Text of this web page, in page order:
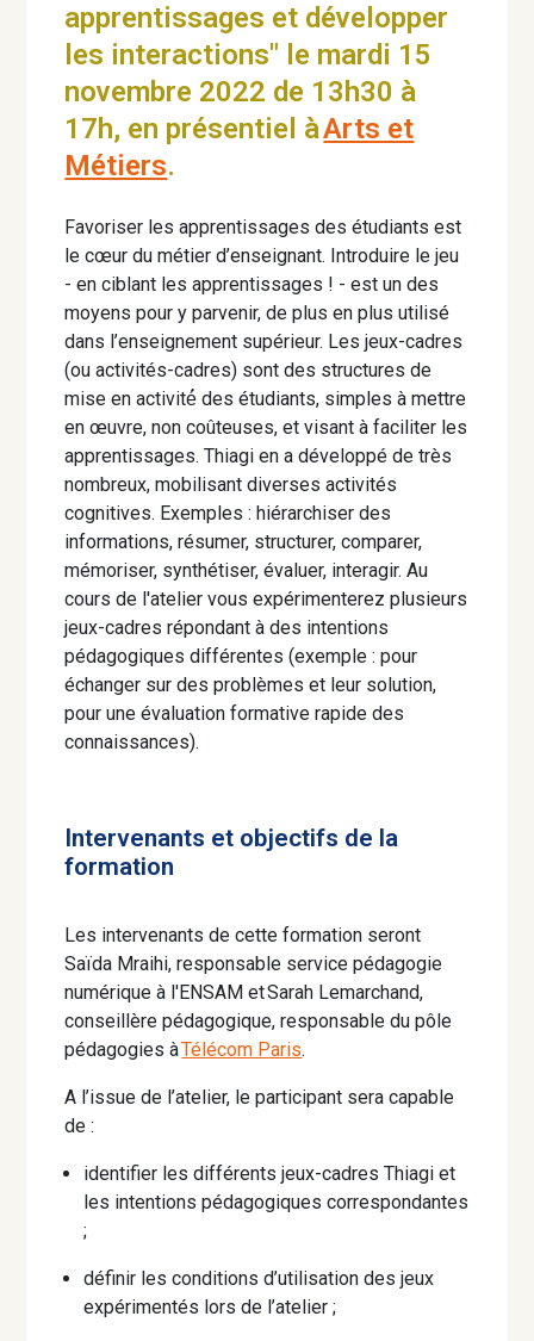
apprentissages et développer
les interactions" le mardi 15
novembre 2022 de 13h30 à
17h, en présentiel àArts et
Métiers.
Favoriser les apprentissages des étudiants est
le cœur du métier d’enseignant. Introduire le jeu
- en ciblant les apprentissages ! - est un des
moyens pour y parvenir, de plus en plus utilisé
dans l’enseignement supérieur. Les jeux-cadres
(ou activités-cadres) sont des structures de
mise en activité́ des étudiants, simples à mettre
en œuvre, non coûteuses, et visant à faciliter les
apprentissages. Thiagi en a développé de très
nombreux, mobilisant diverses activités
cognitives. Exemples : hiérarchiser des
informations, résumer, structurer, comparer,
mémoriser, synthétiser, évaluer, interagir. Au
cours de l'atelier vous expérimenterez plusieurs
jeux-cadres répondant à des intentions
pédagogiques différentes (exemple : pour
échanger sur des problèmes et leur solution,
pour une évaluation formative rapide des
connaissances).
Intervenants et objectifs de la
formation
Les intervenants de cette formation seront
Saïda Mraihi, responsable service pédagogie
numérique à l'ENSAM et Sarah Lemarchand,
conseillère pédagogique, responsable du pôle
pédagogies àTélécom Paris.
A l’issue de l’atelier, le participant sera capable
de :
identifier les différents jeux-cadres Thiagi et
les intentions pédagogiques correspondantes
;
définir les conditions d’utilisation des jeux
expérimentés lors de l’atelier ;